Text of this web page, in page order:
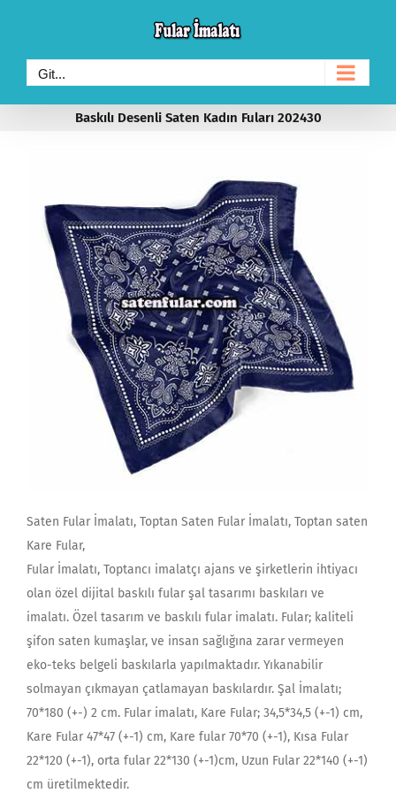
content
Git...
Baskılı Desenli Saten Kadın Fuları 202430
Saten Fular İmalatı, Toptan Saten Fular İmalatı, Toptan saten
Kare Fular,
Fular İmalatı, Toptancı imalatçı ajans ve şirketlerin ihtiyacı
olan özel dijital baskılı fular şal tasarımı baskıları ve
imalatı. Özel tasarım ve baskılı fular imalatı. Fular; kaliteli
şifon saten kumaşlar, ve insan sağlığına zarar vermeyen
eko-teks belgeli baskılarla yapılmaktadır. Yıkanabilir
solmayan çıkmayan çatlamayan baskılardır. Şal İmalatı;
70*180 (+-) 2 cm. Fular imalatı, Kare Fular; 34,5*34,5 (+-1) cm,
Kare Fular 47*47 (+-1) cm, Kare fular 70*70 (+-1), Kısa Fular
22*120 (+-1), orta fular 22*130 (+-1)cm, Uzun Fular 22*140 (+-1)
cm üretilmektedir.